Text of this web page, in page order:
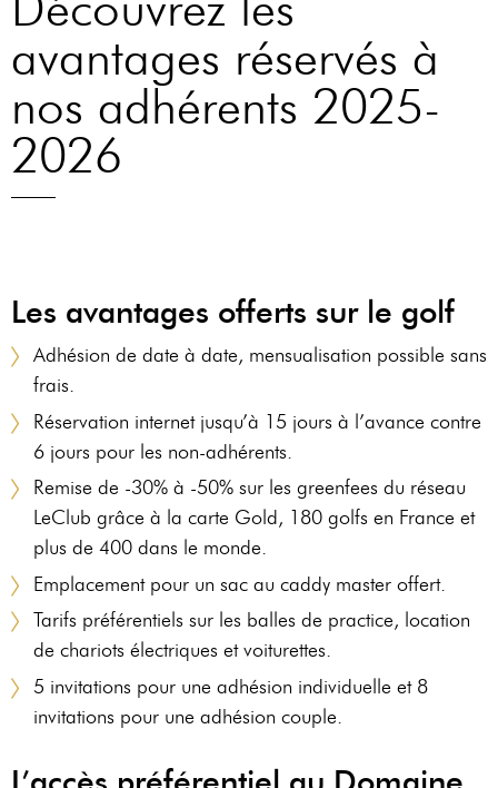
Notre hôtel
est une
Invitation à
la détente et
au lâcher
prise où tout
est réuni
RÉSERVER
un terrain
vallonné et
boisé, il
propose des
vues
panoramiques
sur la région
la campagne.
VISITEURS
MEMBRES
une
cuisine
française,
mariant
les
saveurs
du terroir.
l'hôtel "le
Domaine des
Vanneaux"
vous propose
sa cuisine
bistronomique
RÉSERVER
AU
19
AU
PIAF
avantages réservés à
nos adhérents 2025-
2026
Les avantages offerts sur le golf
Adhésion de date à date, mensualisation possible sans
frais.
Réservation internet jusqu’à 15 jours à l’avance contre
6 jours pour les non-adhérents.
Remise de -30% à -50% sur les greenfees du réseau
LeClub grâce à la carte Gold, 180 golfs en France et
plus de 400 dans le monde.
Emplacement pour un sac au caddy master offert.
Tarifs préférentiels sur les balles de practice, location
de chariots électriques et voiturettes.
5 invitations pour une adhésion individuelle et 8
invitations pour une adhésion couple.